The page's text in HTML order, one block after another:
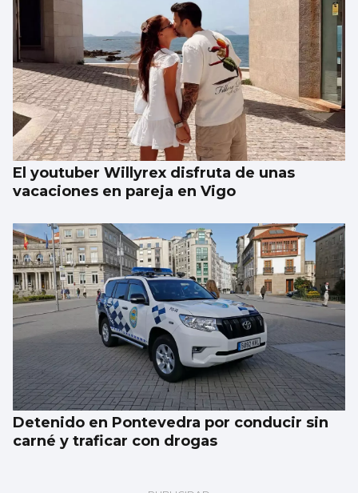
El youtuber Willyrex disfruta de unas
vacaciones en pareja en Vigo
Detenido en Pontevedra por conducir sin
carné y traficar con drogas